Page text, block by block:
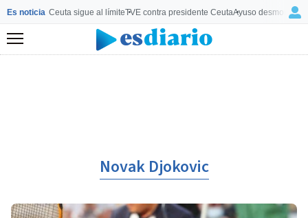
Es noticia Ceuta sigue al límiteTVE contra presidente CeutaAyuso desmonta a
Menú
Novak Djokovic